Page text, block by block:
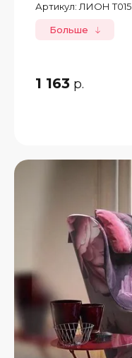
Артикул: ЛИОН Т015
Больше
1 163 р.